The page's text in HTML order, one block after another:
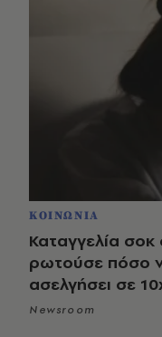
ΚΟΙΝΩΝΙΑ
Καταγγελία
ρωτούσε πόσο
ασελγήσει σε
Newsroom